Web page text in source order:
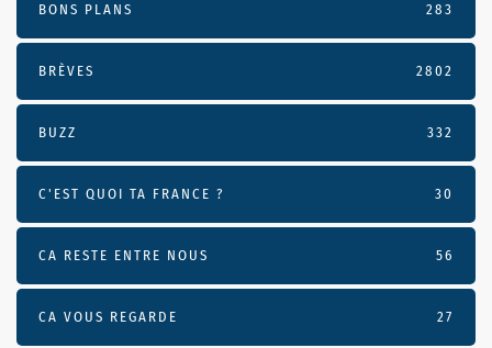
BONS PLANS 283
BRÈVES 2802
BUZZ 332
C'EST QUOI TA FRANCE ? 30
CA RESTE ENTRE NOUS 56
CA VOUS REGARDE 27